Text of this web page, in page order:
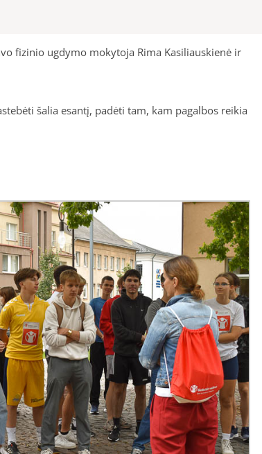
fizinio ugdymo mokytoja Rima Kasiliauskienė ir
šalia esantį, padėti tam, kam pagalbos reikia